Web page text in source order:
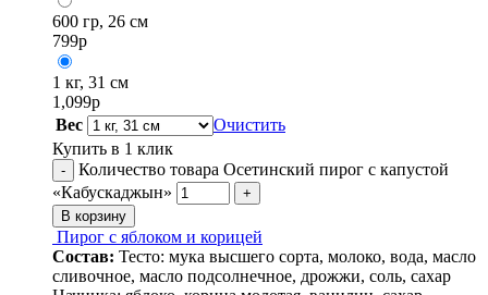
600 гр, 26 см
799р
1 кг, 31 см
1,099р
Вес
Очистить
Купить в 1 клик
-
Количество товара Осетинский пирог с капустой
«Кабускаджын»
+
В корзину
Пирог с яблоком и корицей
Состав: Тесто: мука высшего сорта, молоко, вода, масло
сливочное, масло подсолнечное, дрожжи, соль, сахар